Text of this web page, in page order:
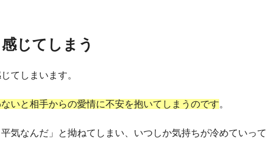
じてしまう
てしまいます。
いと相手からの愛情に不安を抱いてしまうのです。
気なんだ」と拗ねてしまい、いつしか気持ちが冷めていって